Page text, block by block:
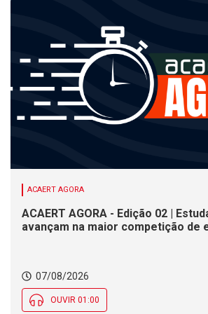
ACAERT AGORA
ACAERT AGORA - Edição 02 |
avançam na maior competição de
Social nesta sexta (7)
07/08/2026
OUVIR 01:00